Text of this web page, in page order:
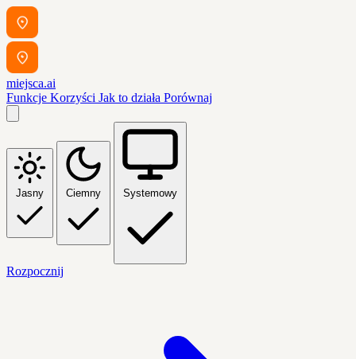
miejsca.ai
Funkcje Korzyści Jak to działa Porównaj
Jasny Ciemny Systemowy
Rozpocznij